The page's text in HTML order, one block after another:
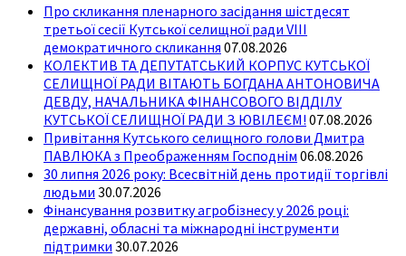
Про скликання пленарного засідання шістдесят
третьої сесії Кутської селищної ради VIII
демократичного скликання 07.08.2026
КОЛЕКТИВ ТА ДЕПУТАТСЬКИЙ КОРПУС КУТСЬКОЇ
СЕЛИЩНОЇ РАДИ ВІТАЮТЬ БОГДАНА АНТОНОВИЧА
ДЕВДУ, НАЧАЛЬНИКА ФІНАНСОВОГО ВІДДІЛУ
КУТСЬКОЇ СЕЛИЩНОЇ РАДИ З ЮВІЛЕЄМ! 07.08.2026
Привітання Кутського селищного голови Дмитра
ПАВЛЮКА з Преображенням Господнім 06.08.2026
30 липня 2026 року: Всесвітній день протидії торгівлі
людьми 30.07.2026
Фінансування розвитку агробізнесу у 2026 році:
державні, обласні та міжнародні інструменти
підтримки 30.07.2026